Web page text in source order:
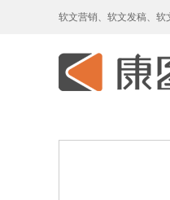
软文营销、软文发稿、软